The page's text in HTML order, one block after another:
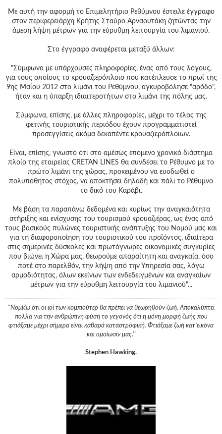
Επισκέπτη!
Σύνδεση
Εγγραφή
Με αυτή την αφορμή το Επιμελητήριο Ρεθύμνου έστειλε έγγραφο
στον περιφερειάρχη Κρήτης Σταύρο Αρναουτάκη ζητώντας την
άμεση λήψη μέτρων για την εύρυθμη λειτουργία του λιμανιού.
Στο έγγραφο αναφέρεται μεταξύ άλλων:
"Σύμφωνα με υπάρχουσες πληροφορίες, ένας από τους λόγους,
για τους οποίους το κρουαζιερόπλοιο που κατέπλευσε το πρωί της
9ης Μαΐου 2012 στο λιμάνι του Ρεθύμνου, αγκυροβόλησε "αρόδο",
ήταν και η ύπαρξη ιδιαιτεροτήτων στο λιμάνι της πόλης μας.
Σύμφωνα, επίσης, με άλλες πληροφορίες, μέχρι το τέλος της
φετινής τουριστικής περιόδου έχουν προγραμματιστεί
προσεγγίσεις ακόμα δεκαπέντε κρουαζιερόπλοιων.
Είναι, επίσης, γνωστό ότι στο αμέσως επόμενο χρονικό διάστημα
πλοίο της εταιρείας CRETAN LINES θα συνδέσει το Ρέθυμνο με το
πρώτο λιμάνι της χώρας, προκειμένου να ευοδωθεί ο
πολυπόθητος στόχος, να αποκτήσει δηλαδή και πάλι το Ρέθυμνο
το δικό του Καράβι.
Με βάση τα παραπάνω δεδομένα και κυρίως την αναγκαιότητα
στήριξης και ενίσχυσης του τουρισμού κρουαζιέρας, ως ένας από
τους βασικούς πυλώνες τουριστικής ανάπτυξης του Νομού μας και
για τη διαφοροποίηση του τουριστικού του προϊόντος, ιδιαίτερα
στις σημερινές δύσκολες και πρωτόγνωρες οικονομικές συγκυρίες
που βιώνει η Χώρα μας, θεωρούμε απαραίτητη και αναγκαία, όσο
ποτέ στο παρελθόν, την λήψη από την Υπηρεσία σας, λόγω
αρμοδιότητας, όλων εκείνων των ενδεδειγμένων και αναγκαίων
μέτρων για την εύρυθμη λειτουργία του λιμανιού"...
''Νομίζω ότι οι ιοί των κομπιούτερ θα πρέπει να θεωρηθούν ζωή. Αποκαλύπτει
πολλά για την ανθρώπινη φύση το γεγονός ότι η μόνη μορφή ζωής που
φτιάξαμε μέχρι σήμερα είναι καθαρά καταστροφική. Φτιάξαμε ζωή κατ’εικόνα
και ομοίωσίν μας.''
Stephen Hawking.